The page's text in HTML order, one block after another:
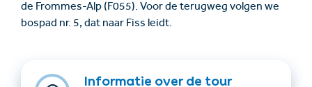
de Frommes-Alp (F055). Voor de terugweg volgen we
bospad nr. 5, dat naar Fiss leidt.
Informatie over de tour